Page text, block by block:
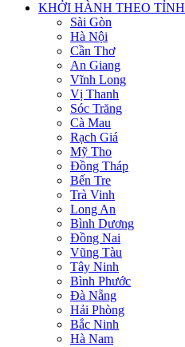
KHỞI HÀNH THEO TỈNH
Sài Gòn
Hà Nội
Cần Thơ
An Giang
Vĩnh Long
Vị Thanh
Sóc Trăng
Cà Mau
Rạch Giá
Mỹ Tho
Đồng Tháp
Bến Tre
Trà Vinh
Long An
Bình Dương
Đồng Nai
Vũng Tàu
Tây Ninh
Bình Phước
Đà Nẵng
Hải Phòng
Bắc Ninh
Hà Nam